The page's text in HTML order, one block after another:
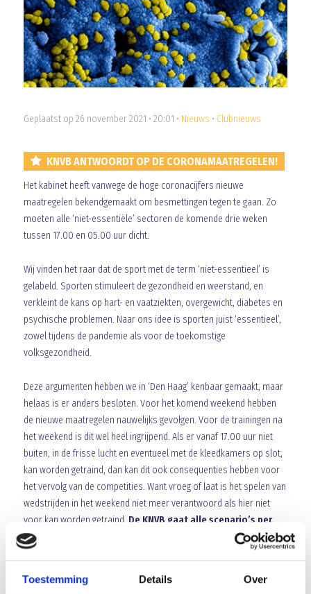
Toestemming Details Over
Geplaatst op 26 november 2021 • 20:01 • Nieuws • Clubnieuws
KNVB ANTWOORDT OP DE CORONAMAATREGELEN!
Het kabinet heeft vanwege de hoge coronacijfers nieuwe
maatregelen bekendgemaakt om besmettingen tegen te gaan. Zo
moeten alle ‘niet-essentiële’ sectoren de komende drie weken
tussen 17.00 en 05.00 uur dicht.
Wij vinden het raar dat de sport met de term ‘niet-essentieel’ is
gelabeld. Sporten stimuleert de gezondheid en weerstand, en
verkleint de kans op hart- en vaatziekten, overgewicht, diabetes en
psychische problemen. Naar ons idee is sporten juist ‘essentieel’,
zowel tijdens de pandemie als voor de toekomstige
volksgezondheid.
Deze argumenten hebben we in ‘Den Haag’ kenbaar gemaakt, maar
helaas is er anders besloten. Voor het komend weekend hebben
de nieuwe maatregelen nauwelijks gevolgen. Voor de trainingen na
het weekend is dit wel heel ingrijpend. Als er vanaf 17.00 uur niet
buiten, in de frisse lucht en eventueel met de kleedkamers op slot,
kan worden getraind, dan kan dit ook consequenties hebben voor
het vervolg van de competities. Want vroeg of laat is het spelen van
wedstrijden in het weekend niet meer verantwoord als hier niet
voor kan worden getraind. De KNVB gaat alle scenario’s per
categorie (de A-categorie en de pupillen, junioren en
senioren in de B-categorie) in kaart brengen en zal